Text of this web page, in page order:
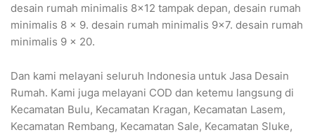
desain rumah minimalis 8×12 tampak depan, desain rumah
minimalis 8 x 9. desain rumah minimalis 9×7. desain rumah
minimalis 9 x 20.
Dan kami melayani seluruh Indonesia untuk Jasa Desain
Rumah. Kami juga melayani COD dan ketemu langsung di
Kecamatan Bulu, Kecamatan Kragan, Kecamatan Lasem,
Kecamatan Rembang, Kecamatan Sale, Kecamatan Sluke,